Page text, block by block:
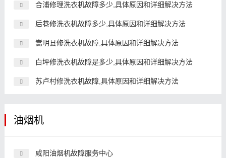
合浦修理洗衣机故障多少,具体原因和详细解决方法
后巷修洗衣机故障多少,具体原因和详细解决方法
嵩明县修洗衣机故障,具体原因和详细解决方法
白坪修洗衣机故障是多少,具体原因和详细解决方法
苏卢村修洗衣机故障,具体原因和详细解决方法
油烟机
咸阳油烟机故障服务中心